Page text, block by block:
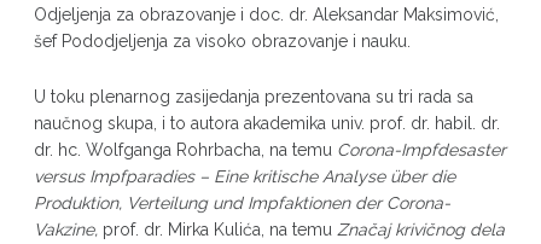
Odjeljenja za obrazovanje i doc. dr. Aleksandar Maksimović,
šef Pododjeljenja za visoko obrazovanje i nauku.
U toku plenarnog zasijedanja prezentovana su tri rada sa
naučnog skupa, i to autora akademika univ. prof. dr. habil. dr.
dr. hc. Wolfganga Rohrbacha, na temu Corona-Impfdesaster
versus Impfparadies – Eine kritische Analyse über die
Produktion, Verteilung und Impfaktionen der Corona-
Vakzine, prof. dr. Mirka Kulića, na temu Značaj krivičnog dela